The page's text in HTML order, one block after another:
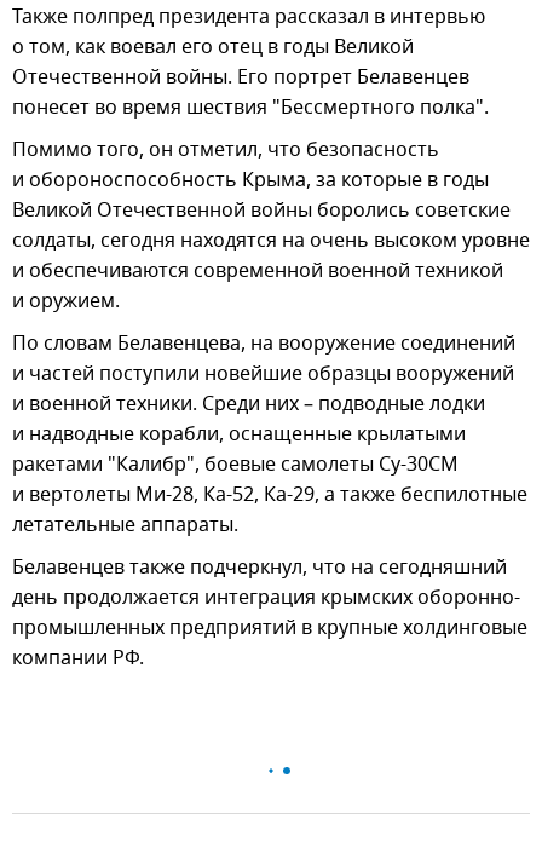
Также полпред президента рассказал в интервью
о том, как воевал его отец в годы Великой
Отечественной войны. Его портрет Белавенцев
понесет во время шествия "Бессмертного полка".
Помимо того, он отметил, что безопасность
и обороноспособность Крыма, за которые в годы
Великой Отечественной войны боролись советские
солдаты, сегодня находятся на очень высоком уровне
и обеспечиваются современной военной техникой
и оружием.
По словам Белавенцева, на вооружение соединений
и частей поступили новейшие образцы вооружений
и военной техники. Среди них – подводные лодки
и надводные корабли, оснащенные крылатыми
ракетами "Калибр", боевые самолеты Су-30СМ
и вертолеты Ми-28, Ка-52, Ка-29, а также беспилотные
летательные аппараты.
Белавенцев также подчеркнул, что на сегодняшний
день продолжается интеграция крымских оборонно-
промышленных предприятий в крупные холдинговые
компании РФ.